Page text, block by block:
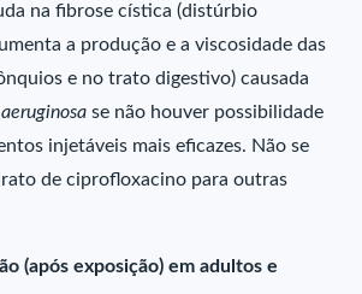
na fibrose cística (distúrbio
a produção e a viscosidade das
e no trato digestivo) causada
se não houver possibilidade
injetáveis mais eficazes. Não se
de ciprofloxacino para outras
(após exposição) em adultos e